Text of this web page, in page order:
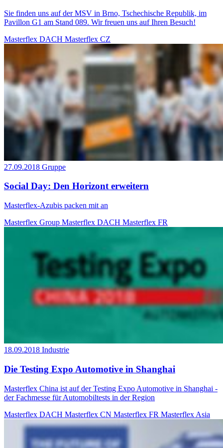
Sie finden uns auf der MSV in Brno, Tschechische Republik, im
Pavillon G1 am Stand 089. Wir freuen uns auf Ihren Besuch!
Masterflex DACH Masterflex CZ
27.09.2018 Gruppe
Social Day: Den Horizont erweitern
Masterflex-Azubis packen mit an
Masterflex Group Masterflex DACH Masterflex FR
18.09.2018 Industrie
Die Testing Expo Automotive in Shanghai
Masterflex China ist auf der Testing Expo Automotive in Shanghai -
der Fachmesse für Automobiltests in der Region
Masterflex DACH Masterflex CN Masterflex FR Masterflex Asia